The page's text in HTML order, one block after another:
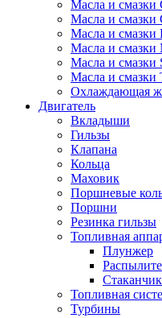
Масла и смазки
Масла и
Масла и смазки
Масла и смазки
Масла и смазки
Масла и
Охлаждающая
Двигатель
Вкладыши
Гильзы
Клапана
Кольца
Маховик
Поршневые
Поршни
Резинка гильзы
Топливная
Плунжер
Топливная
Турбины